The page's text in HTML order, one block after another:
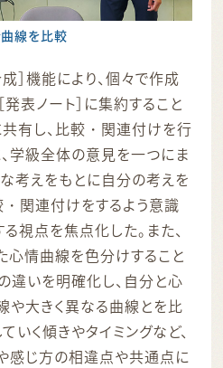
線を比較
］機能により、個々で作成
表ノート］に集約すること
有し、比較・関連付けを行
学級全体の意見を一つにま
考えをもとに自分の考えを
関連付けをするよう意識
視点を焦点化した。また、
心情曲線を色分けすること
違いを明確化し、自分と心
や大きく異なる曲線とを比
いく傾きやタイミングなど、
感じ方の相違点や共通点に